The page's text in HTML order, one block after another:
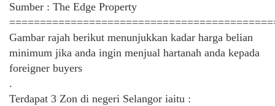
Sumber : The Edge Property
Gambar rajah berikut menunjukkan kadar harga belian
minimum jika anda ingin menjual hartanah anda kepada
foreigner buyers
.
Terdapat 3 Zon di negeri Selangor iaitu :